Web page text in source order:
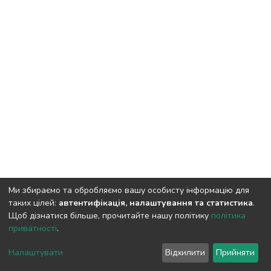
Cookie
End User
Agreement
Send
Feedback
Ми збираємо та обробляємо вашу особисту інформацію для
таких цілей: автентифікація, налаштування та статистика.
Щоб дізнатися більше, прочитайте нашу політику політика
приватності.
Налаштувати Відхилити Прийняти